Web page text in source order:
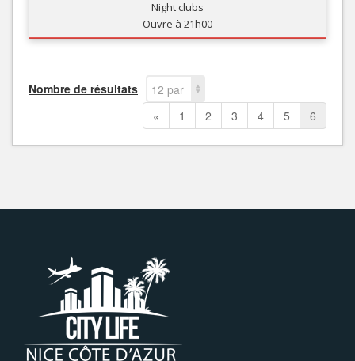
Night clubs
Ouvre à 21h00
Nombre de résultats
12 par
page
« 1 2 3 4 5 6